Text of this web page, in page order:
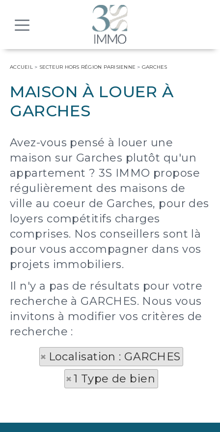
ACCUEIL> SECTEUR HORS RÉGION PARISIENNE > GARCHES
MAISON À LOUER À
GARCHES
Avez-vous pensé à louer une
maison sur Garches plutôt qu'un
appartement ? 3S IMMO propose
régulièrement des maisons de
ville au coeur de Garches, pour des
loyers compétitifs charges
comprises. Nos conseillers sont là
pour vous accompagner dans vos
projets immobiliers.
Il n'y a pas de résultats pour votre
recherche à GARCHES. Nous vous
invitons à modifier vos critères de
recherche :
Localisation : GARCHES
1 Type de bien